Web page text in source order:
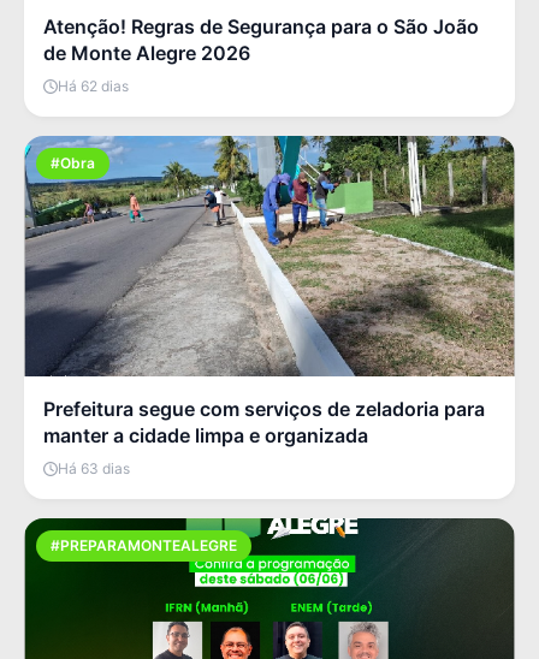
Atenção! Regras de Segurança para o São João
de Monte Alegre 2026
Há 62 dias
#Obra
Prefeitura segue com serviços de zeladoria para
manter a cidade limpa e organizada
Há 63 dias
#PREPARAMONTEALEGRE